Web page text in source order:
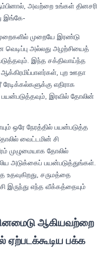
அவற்றை உங்கள் தினசரி
இங்கே-
முறையே இரண்டு
அல்லது அழற்சியைத்
இந்த சக்திவாய்ந்த
புற ஊதா
எதிராக
பயன்படுத்தவும், இரவில் தோலின்
ஒரே நேரத்தில் பயன்படுத்த
வைட்டமின் சி
முழுமையாக தோலில்
அடுக்கைப் பயன்படுத்துங்கள்.
சருமத்தை
இருந்து எந்த வீக்கத்தையும்
ஆகியவற்றை
ஏற்படக்கூடிய பக்க